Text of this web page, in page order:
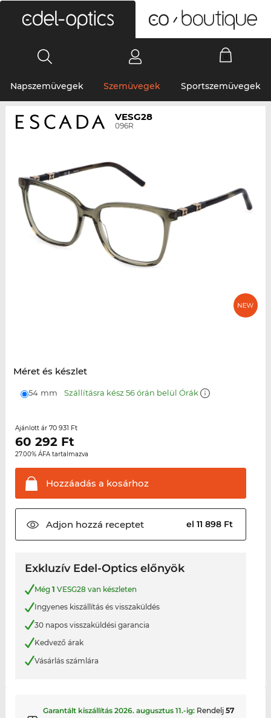
Napszemüvegek Szemüvegek Sportszemüvegek
VESG28
096R
Méret és készlet
54 mm Szállításra kész 56 órán belül Órák
Ajánlott ár 70 931 Ft
60 292Ft
27.00% ÁFA tartalmazva
Hozzáadás a kosárhoz
Adjon hozzá receptet el 11 898 Ft
Exkluzív Edel-Optics előnyök
Még 1 VESG28 van készleten
Ingyenes kiszállítás és visszaküldés
30 napos visszaküldési garancia
Kedvező árak
Vásárlás számlára
Garantált kiszállítás 2026. augusztus 11.-ig: Rendelj 57